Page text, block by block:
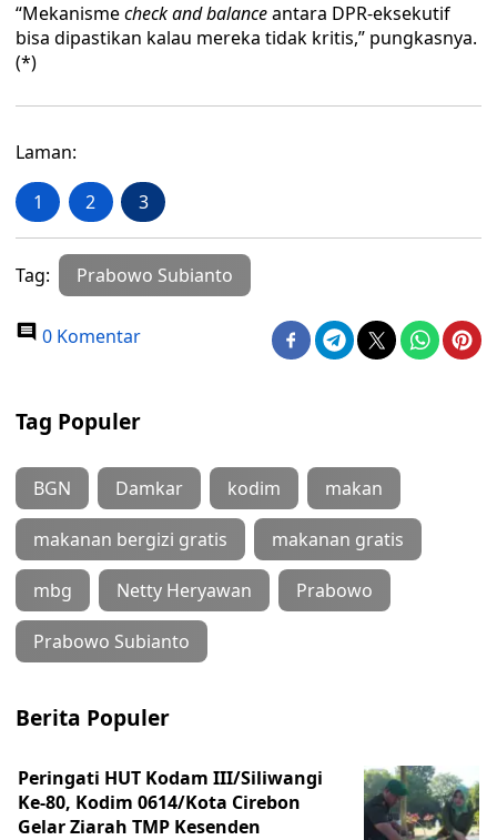
“Mekanismecheck and balanceantara DPR-eksekutif
bisa dipastikan kalau mereka tidak kritis,” pungkasnya.
(*)
Laman:
1 2 3
Tag: Prabowo Subianto
0 Komentar
Tag Populer
BGN Damkar kodim makan
makanan bergizi gratis makanan gratis
mbg Netty Heryawan Prabowo
Prabowo Subianto
Berita Populer
Peringati HUT Kodam III/Siliwangi
Ke-80, Kodim 0614/Kota Cirebon
Gelar Ziarah TMP Kesenden